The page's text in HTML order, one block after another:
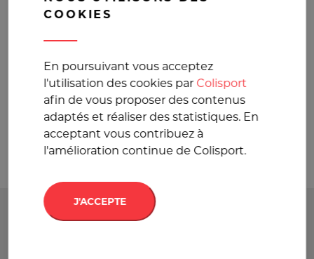
COOKIES
En poursuivant vous acceptez
l'utilisation des cookies par Colisport
afin de vous proposer des contenus
adaptés et réaliser des statistiques. En
acceptant vous contribuez à
l'amélioration continue de Colisport.
J'ACCEPTE
de chauffage
La solution de
transport pour vos
colis volumineux